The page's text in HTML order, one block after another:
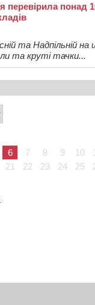
перевірила понад
та Надпільній
та круті тачки...
6 7 8 9 10
21 22 23 24 25